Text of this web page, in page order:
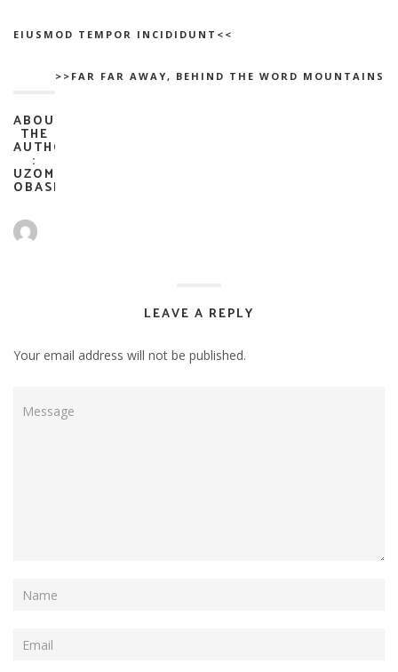
EIUSMOD TEMPOR INCIDIDUNT<<
>>FAR FAR AWAY, BEHIND THE WORD MOUNTAINS
ABOUT
THE
AUTHOR
:
UZOMA
OBASI
LEAVE A REPLY
Your email address will not be published.